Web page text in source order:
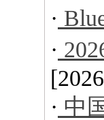
·
·
· 中